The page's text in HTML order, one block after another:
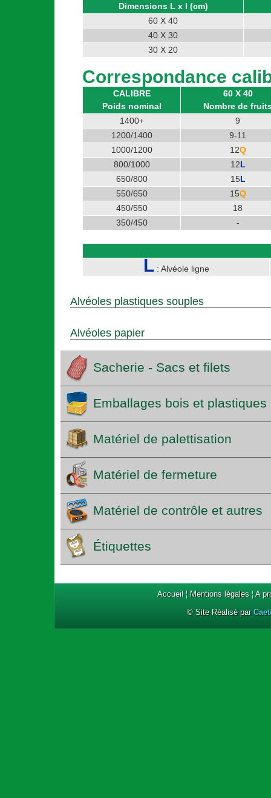
Dimensions L x l (cm)
60 X 40
40 X 30
30 X 20
Correspondance
CALIBRE
Poids nominal
60 X 40
Nombre de
1400+
9
1200/1400
9-11
1000/1200
12Q
800/1000
12L
650/800
15L
550/650
15Q
450/550
18
350/450
-
L: Alvéole ligne
Alvéoles plastiques souples
Alvéoles papier
Sacherie - Sacs et filets
Emballages bois et plastiques
Matériel de palettisation
Matériel de fermeture
Matériel de contrôle et autres
Étiquettes
Accueil¦ Mentions légales¦A
© Site Réalisé par